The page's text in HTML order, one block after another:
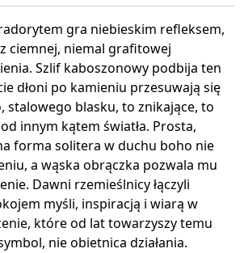
gra niebieskim refleksem,
ciemnej, niemal grafitowej
Szlif kaboszonowy podbija ten
dłoni po kamieniu przesuwają się
stalowego blasku, to znikające, to
innym kątem światła. Prosta,
forma solitera w duchu boho nie
a wąska obrączka pozwala mu
Dawni rzemieślnicy łączyli
myśli, inspiracją i wiarą w
które od lat towarzyszy temu
nie obietnica działania.